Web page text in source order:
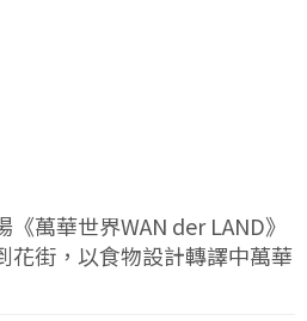
萬華世界WAN der LAND》
花街，以食物設計轉譯中萬華